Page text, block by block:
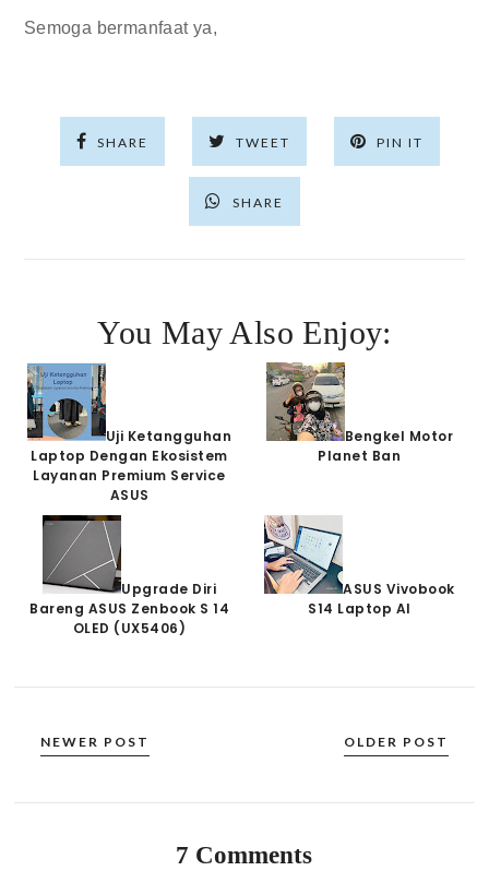
Semoga bermanfaat ya,
SHARE TWEET PIN IT
SHARE
You May Also Enjoy:
Uji Ketangguhan
Laptop Dengan Ekosistem
Layanan Premium Service
ASUS
Bengkel Motor
Planet Ban
Upgrade Diri
Bareng ASUS Zenbook S 14
OLED (UX5406)
ASUS Vivobook
S14 Laptop AI
NEWER POST OLDER POST
7 Comments